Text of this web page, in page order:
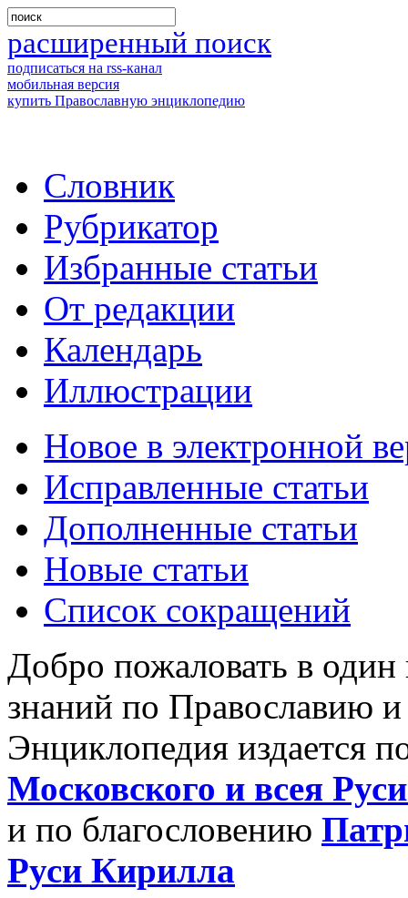
расширенный поиск
подписаться на rss-канал
мобильная версия
купить Православную энциклопедию
Словник
Рубрикатор
Избранные статьи
От редакции
Календарь
Иллюстрации
Новое в электронной
Исправленные статьи
Дополненные статьи
Новые статьи
Список сокращений
Добро пожаловать в
знаний по Православию
Энциклопедия издается
Московского и всея
и по благословению
Руси Кирилла